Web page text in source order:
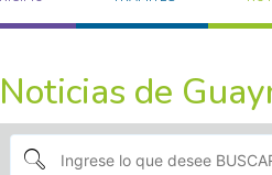
Noticias de